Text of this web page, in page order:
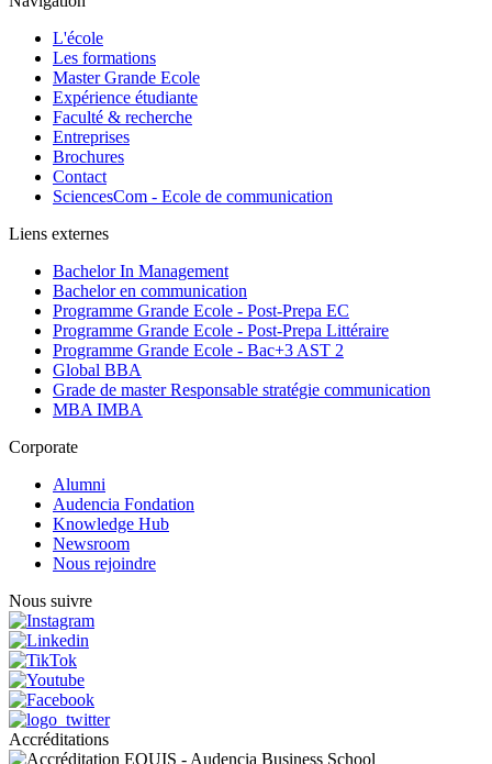
L'école
Les formations
Master Grande Ecole
Expérience étudiante
Faculté & recherche
Entreprises
Brochures
Contact
SciencesCom - Ecole de communication
Liens externes
Bachelor In Management
Bachelor en communication
Programme Grande Ecole - Post-Prepa EC
Programme Grande Ecole - Post-Prepa Littéraire
Programme Grande Ecole - Bac+3 AST 2
Global BBA
Grade de master Responsable stratégie communication
MBA IMBA
Corporate
Alumni
Audencia Fondation
Knowledge Hub
Newsroom
Nous rejoindre
Nous suivre
Accréditations